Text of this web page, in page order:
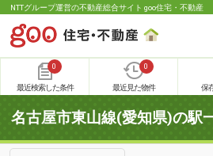
NTTグループ運営の不動産総合サイト goo住宅・不動産
0
最近検索した条件
0
最近見た物件 保
名古屋市東山線(愛知県)の駅